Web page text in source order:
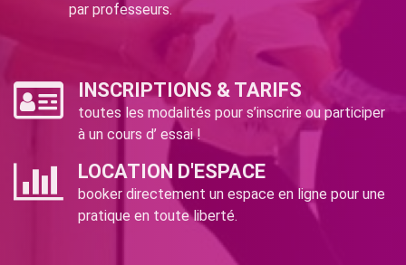
par professeurs.
INSCRIPTIONS & TARIFS
toutes les modalités pour s’inscrire ou participer
à un cours d’ essai !
LOCATION D'ESPACE
booker directement un espace en ligne pour une
pratique en toute liberté.